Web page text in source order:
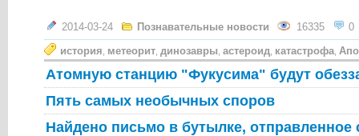
2014-03-24 Познавательные новости 16335
0
история метеорит динозавры астероид катастрофа
Атомную станцию "Фукусима" будут
Пять самых необычных споров
Найдено письмо в бутылке, отправленное